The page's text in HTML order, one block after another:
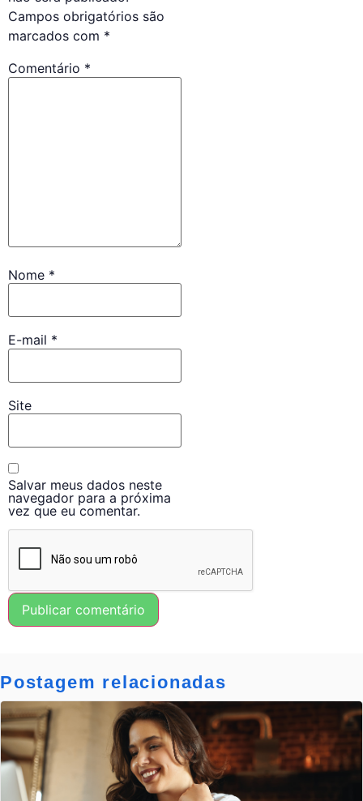
Campos obrigatórios são
marcados com *
Comentário *
Nome *
E-mail *
Site
Salvar meus dados neste
navegador para a próxima
vez que eu comentar.
Postagem relacionadas